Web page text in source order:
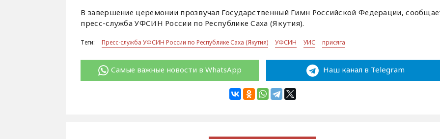
В завершение церемонии прозвучал Государственный Гимн Российской Федерации,
пресс-служба УФСИН России по Республике Саха (Якутия).
Теги: Пресс-служба УФСИН России по Республике Саха (Якутия) УФСИН УИС присяга
Самые важные новости в WhatsApp Наш канал в Telegram